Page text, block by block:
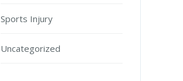
Sports Injury
Uncategorized